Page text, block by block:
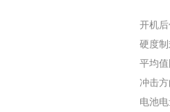
开机
硬度
平均
冲击
电池